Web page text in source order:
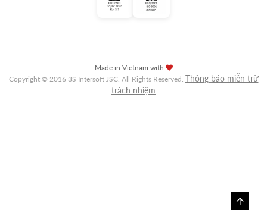
Made in Vietnam with
Copyright © 2016 3S Intersoft JSC. All Rights Reserved. Thông báo miễn trừ
trách nhiệm